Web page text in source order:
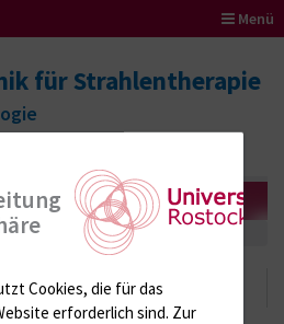
Menü
für Strahlentherapie
Cookies, die für das
erforderlich sind. Zur